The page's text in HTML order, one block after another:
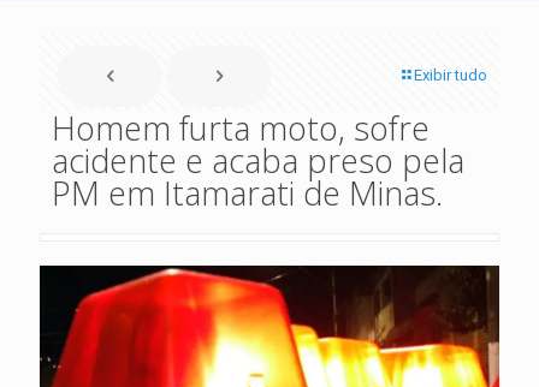
Exibir tudo
Homem furta moto, sofre
acidente e acaba preso pela
PM em Itamarati de Minas.